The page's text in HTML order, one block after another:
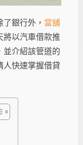
銀行外， 當舖
將以汽車借款推
並介紹該管道的
人快速掌握借貸